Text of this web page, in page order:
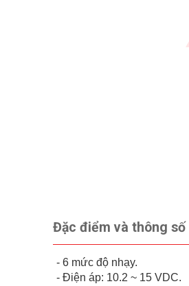
Đặc điểm và thông số
- 6 mức độ nhạy.
- Điện áp: 10.2 ~ 15 VDC.